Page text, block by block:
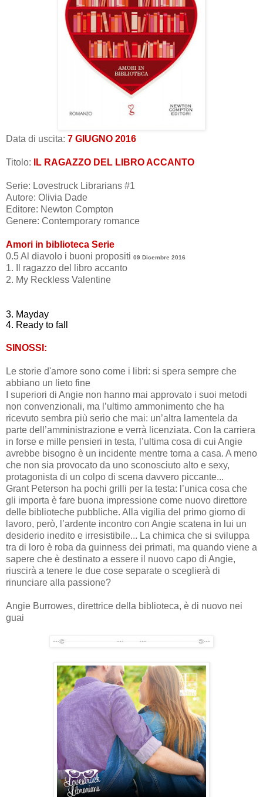
Data di uscita: 7 GIUGNO 2016
Titolo: IL RAGAZZO DEL LIBRO ACCANTO
Serie: Lovestruck Librarians #1
Autore: Olivia Dade
Editore: Newton Compton
Genere: Contemporary romance
Amori in biblioteca Serie
0.5 Al diavolo i buoni propositi 09 Dicembre 2016
1. Il ragazzo del libro accanto
2. My Reckless Valentine
3. Mayday
4. Ready to fall
SINOSSI:
Le storie d'amore sono come i libri: si spera sempre che
abbiano un lieto fine
I superiori di Angie non hanno mai approvato i suoi metodi
non convenzionali, ma l’ultimo ammonimento che ha
ricevuto sembra più serio che mai: un’altra lamentela da
parte dell’amministrazione e verrà licenziata. Con la carriera
in forse e mille pensieri in testa, l’ultima cosa di cui Angie
avrebbe bisogno è un incidente mentre torna a casa. A meno
che non sia provocato da uno sconosciuto alto e sexy,
protagonista di un colpo di scena davvero piccante...
Grant Peterson ha pochi grilli per la testa: l’unica cosa che
gli importa è fare buona impressione come nuovo direttore
delle biblioteche pubbliche. Alla vigilia del primo giorno di
lavoro, però, l’ardente incontro con Angie scatena in lui un
desiderio inedito e irresistibile... La chimica che si sviluppa
tra di loro è roba da guinness dei primati, ma quando viene a
sapere che è destinato a essere il nuovo capo di Angie,
riuscirà a tenere le due cose separate o sceglierà di
rinunciare alla passione?
Angie Burrowes, direttrice della biblioteca, è di nuovo nei
guai